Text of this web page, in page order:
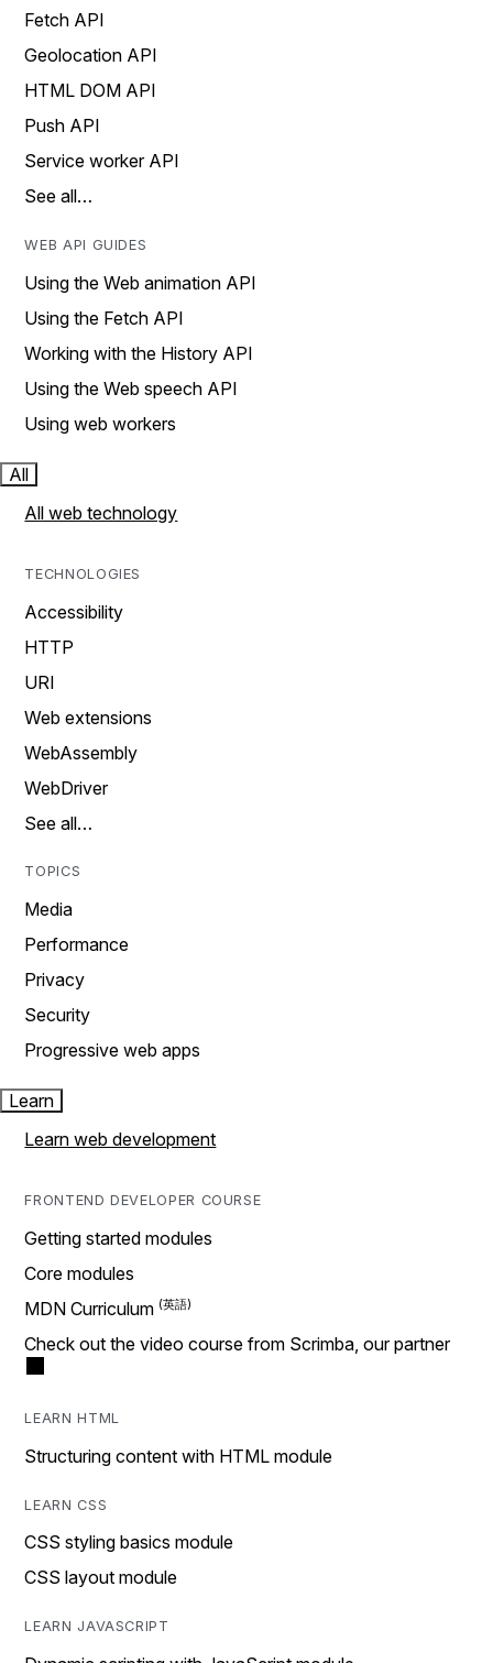
Fetch API
Geolocation API
HTML DOM API
Push API
Service worker API
See all…
WEB API GUIDES
Using the Web animation API
Using the Fetch API
Working with the History API
Using the Web speech API
Using web workers
All
All web technology
TECHNOLOGIES
Accessibility
HTTP
URI
Web extensions
WebAssembly
WebDriver
See all…
TOPICS
Media
Performance
Privacy
Security
Progressive web apps
Learn
Learn web development
FRONTEND DEVELOPER COURSE
Getting started modules
Core modules
MDN Curriculum
Check out the video course from Scrimba, our partner
LEARN HTML
Structuring content with HTML module
LEARN CSS
CSS styling basics module
CSS layout module
LEARN JAVASCRIPT